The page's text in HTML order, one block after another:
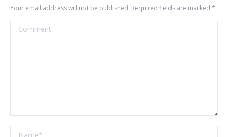
Your email address will not be published. Required fields are marked *
Comment
Name *